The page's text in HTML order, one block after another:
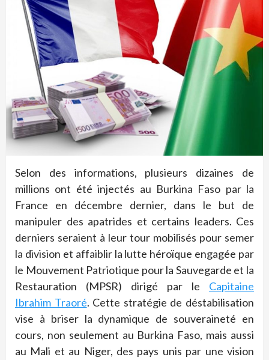
Selon des informations, plusieurs dizaines de
millions ont été injectés au Burkina Faso par la
France en décembre dernier, dans le but de
manipuler des apatrides et certains leaders. Ces
derniers seraient à leur tour mobilisés pour semer
la division et affaiblir la lutte héroïque engagée par
le Mouvement Patriotique pour la Sauvegarde et la
Restauration (MPSR) dirigé par le Capitaine
Ibrahim Traoré. Cette stratégie de déstabilisation
vise à briser la dynamique de souveraineté en
cours, non seulement au Burkina Faso, mais aussi
au Mali et au Niger, des pays unis par une vision